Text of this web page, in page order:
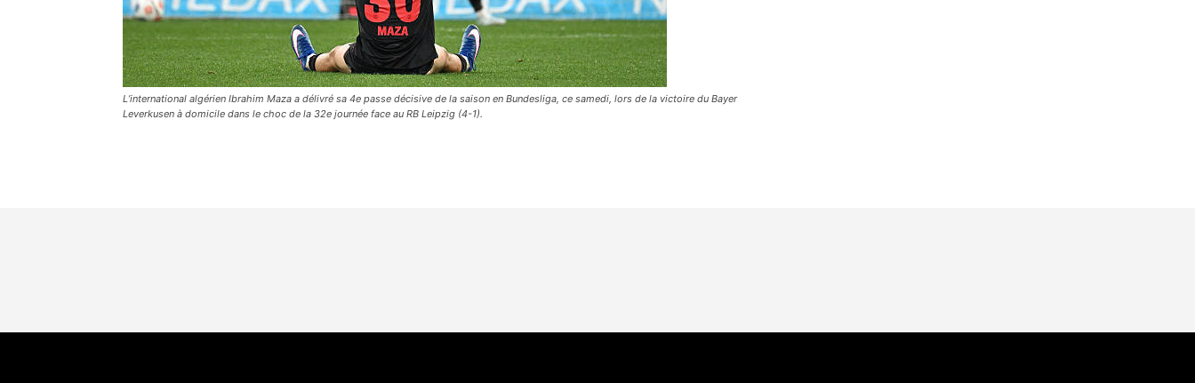
L’international algérien Ibrahim Maza a délivré sa 4e passe décisive de la saison en Bundesliga, ce samedi, lors de la victoire du Bayer
Leverkusen à domicile dans le choc de la 32e journée face au RB Leipzig (4-1).